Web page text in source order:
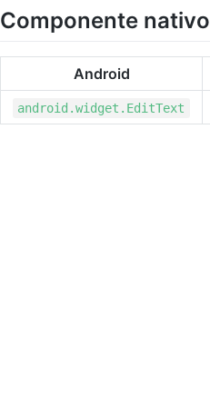
Componente nativo
Android
android.widget.EditText